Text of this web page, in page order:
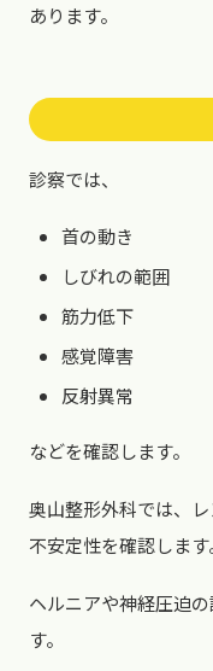
あります。
診察では、
首の動き
しびれの範囲
筋力低下
感覚障害
反射異常
などを確認します。
奥山整形外科では、
不安定性を確認します
ヘルニアや神経圧迫
す。